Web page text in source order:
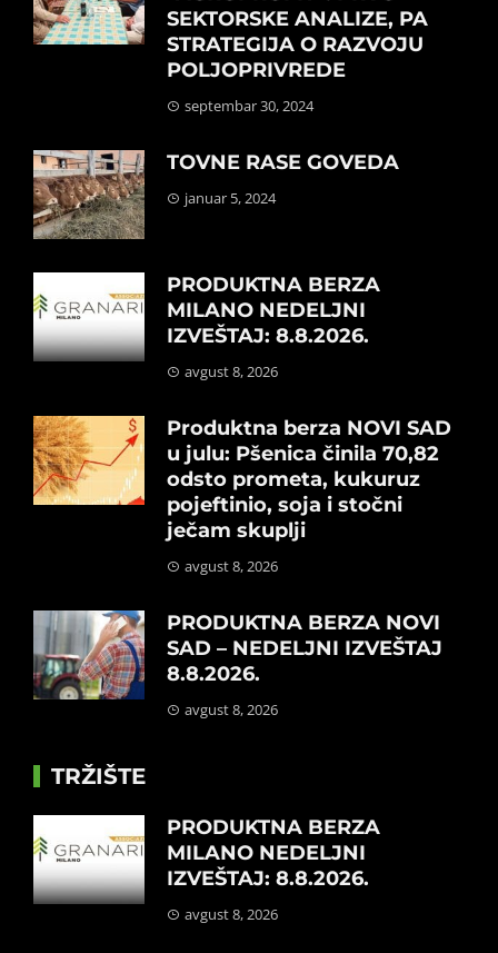
SEKTORSKE ANALIZE, PA
STRATEGIJA O RAZVOJU
POLJOPRIVREDE
septembar 30, 2024
TOVNE RASE GOVEDA
januar 5, 2024
PRODUKTNA BERZA
MILANO NEDELJNI
IZVEŠTAJ: 8.8.2026.
avgust 8, 2026
Produktna berza NOVI SAD
u julu: Pšenica činila 70,82
odsto prometa, kukuruz
pojeftinio, soja i stočni
ječam skuplji
avgust 8, 2026
PRODUKTNA BERZA NOVI
SAD – NEDELJNI IZVEŠTAJ
8.8.2026.
avgust 8, 2026
TRŽIŠTE
PRODUKTNA BERZA
MILANO NEDELJNI
IZVEŠTAJ: 8.8.2026.
avgust 8, 2026